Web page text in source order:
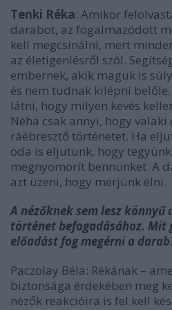
Tenki Réka: Amikor
darabot, az fogalmazódott
kell megcsinálni, mert
az életigenlésről szól.
embernek, akik maguk is
és nem tudnak kilépni
látni, hogy milyen kevés
Néha csak annyi, hogy
ráébresztő történetet. Ha
oda is eljutunk, hogy
megnyomorít bennünket. A
azt üzeni, hogy merjünk élni.
A nézőknek sem lesz
történet befogadásához. Mit
előadást fog megérni a
Paczolay Béla: Rékának –
biztonsága érdekében meg
nézők reakcióira is fel kell